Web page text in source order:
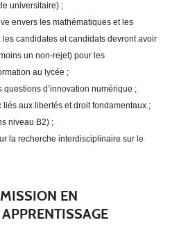
universitaire) ;
envers les mathématiques et les
les candidates et candidats devront avoir
un non-rejet) pour les
au lycée ;
d’innovation numérique ;
aux libertés et droit fondamentaux ;
niveau B2) ;
la recherche interdisciplinaire sur le
EN